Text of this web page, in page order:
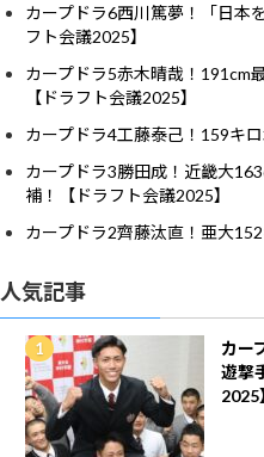
カープドラ6西川篤夢！「日本
フト会議2025】
カープドラ5赤木晴哉！191cm
【ドラフト会議2025】
カープドラ4工藤泰己！159キ
カープドラ3勝田成！近畿大
補！【ドラフト会議2025】
カープドラ2齊藤汰直！亜大
人気記事
カー
遊撃
2025